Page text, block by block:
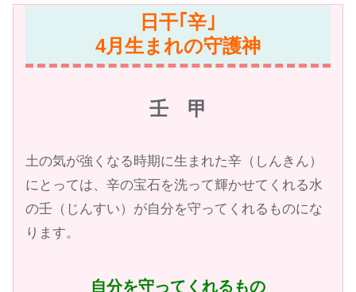
日干｢辛｣
4月生まれの守護神
壬 甲
土の気が強くなる時期に生まれた辛（しんきん）
にとっては、辛の宝石を洗って輝かせてくれる水
の壬（じんすい）が自分を守ってくれるものにな
ります。
自分を守ってくれるもの